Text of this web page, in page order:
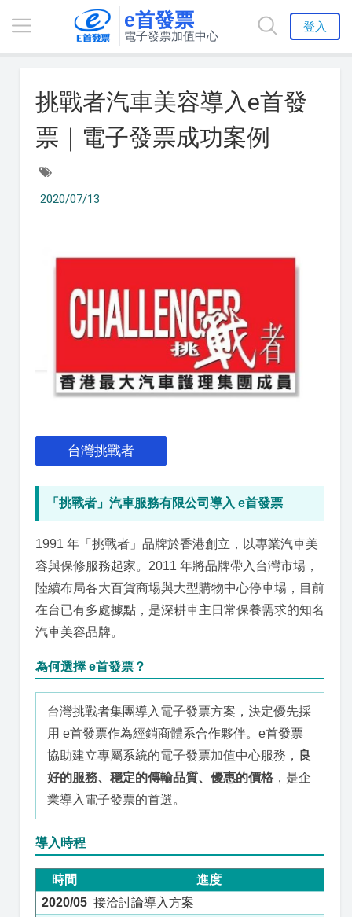
e首發票
電子發票加值中心
登入
挑戰者汽車美容導入e首發
票｜電子發票成功案例
2020/07/13
台灣挑戰者
「挑戰者」汽車服務有限公司導入 e首發票
1991 年「挑戰者」品牌於香港創立，以專業汽車美
容與保修服務起家。2011 年將品牌帶入台灣市場，
陸續布局各大百貨商場與大型購物中心停車場，目前
在台已有多處據點，是深耕車主日常保養需求的知名
汽車美容品牌。
為何選擇 e首發票？
台灣挑戰者集團導入電子發票方案，決定優先採
用 e首發票作為經銷商體系合作夥伴。e首發票
協助建立專屬系統的電子發票加值中心服務，
良
好的服務、穩定的傳輸品質、優惠的價格 ，是企
業導入電子發票的首選。
導入時程
時間
進度
2020/05 接洽討論導入方案